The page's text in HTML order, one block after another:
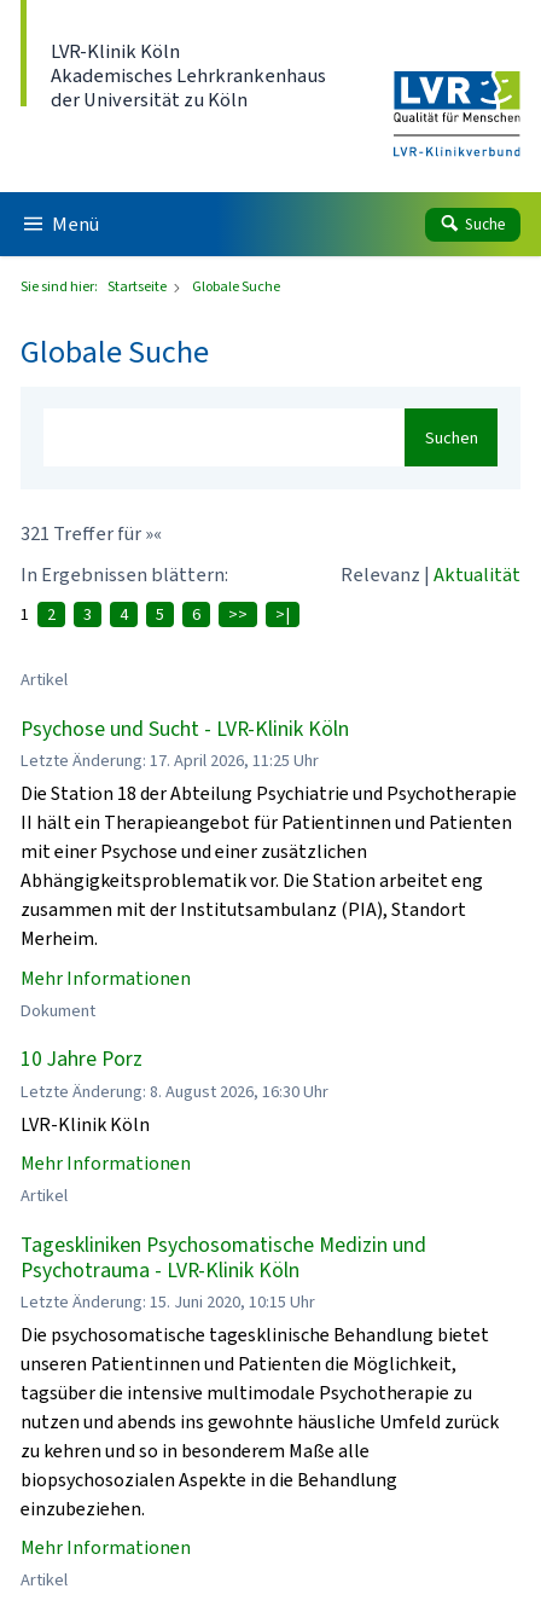
LVR-Klinik Köln
Akademisches Lehrkrankenhaus
der Universität zu Köln
Menü Suche
Sie sind hier: Startseite Globale Suche
Globale Suche
Suchen
321 Treffer für »«
In Ergebnissen blättern:
Relevanz | Aktualität
1 2 3 4 5 6 >> >|
Artikel
Psychose und Sucht - LVR-Klinik Köln
Letzte Änderung: 17. April 2026, 11:25 Uhr
Die Station 18 der Abteilung Psychiatrie und Psychotherapie
II hält ein Therapieangebot für Patientinnen und Patienten
mit einer Psychose und einer zusätzlichen
Abhängigkeitsproblematik vor. Die Station arbeitet eng
zusammen mit der Institutsambulanz (PIA), Standort
Merheim.
Mehr Informationen
Dokument
10 Jahre Porz
Letzte Änderung: 8. August 2026, 16:30 Uhr
LVR-Klinik Köln
Mehr Informationen
Artikel
Tageskliniken Psychosomatische Medizin und
Psychotrauma - LVR-Klinik Köln
Letzte Änderung: 15. Juni 2020, 10:15 Uhr
Die psychosomatische tagesklinische Behandlung bietet
unseren Patientinnen und Patienten die Möglichkeit,
tagsüber die intensive multimodale Psychotherapie zu
nutzen und abends ins gewohnte häusliche Umfeld zurück
zu kehren und so in besonderem Maße alle
biopsychosozialen Aspekte in die Behandlung
einzubeziehen.
Mehr Informationen
Artikel